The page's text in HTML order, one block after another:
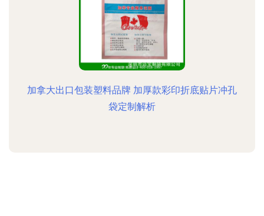
加拿大出口包装塑料品牌 加厚款彩印折底贴片冲孔
袋定制解析